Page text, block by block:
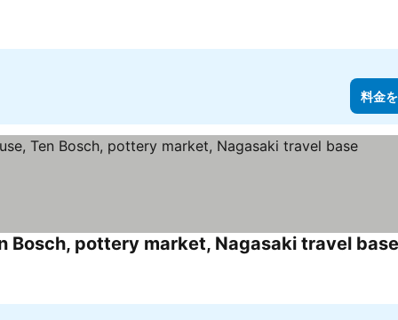
料金
Bosch, pottery market, Nagasaki travel base